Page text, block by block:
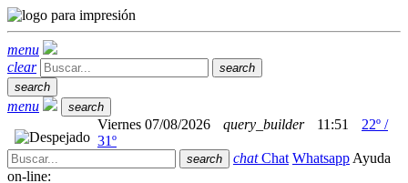
menu
clear
search
search
menu search
Viernes 07/08/2026 query_builder 11:51
22º /
31º
search chatChat Whatsapp Ayuda
on-line: